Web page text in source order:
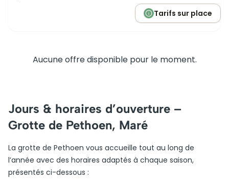
Tarifs sur place
Aucune offre disponible pour le moment.
Jours & horaires d’ouverture –
Grotte de Pethoen, Maré
La grotte de Pethoen vous accueille tout au long de
l’année avec des horaires adaptés à chaque saison,
présentés ci-dessous :